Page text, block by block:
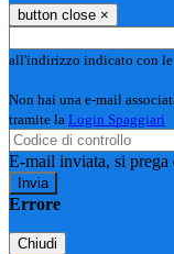
button close ×
all'indirizzo indicato con le
Non hai una e-mail
tramite la Login Spaggiari
E-mail inviata, si prega
Errore
Chiudi